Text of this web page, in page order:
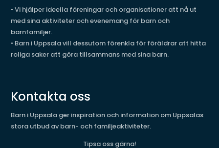
• Vi hjälper ideella föreningar och organisationer att nå ut
med sina aktiviteter och evenemang för barn och
barnfamiljer.
• Barn i Uppsala vill dessutom förenkla för föräldrar att hitta
roliga saker att göra tillsammans med sina barn.
Kontakta oss
Barn i Uppsala ger inspiration och information om Uppsalas
stora utbud av barn- och familjeaktiviteter.
Tipsa oss gärna!